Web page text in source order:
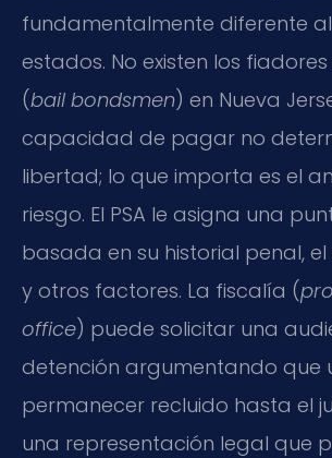
fundamentalmente diferente
estados. No existen los
(bail bondsmen) en Nueva
capacidad de pagar no
libertad; lo que importa es el
riesgo. El PSA le asigna una
basada en su historial penal,
y otros factores. La fiscalía (
office) puede solicitar una
detención argumentando que
permanecer recluido hasta el
una representación legal que